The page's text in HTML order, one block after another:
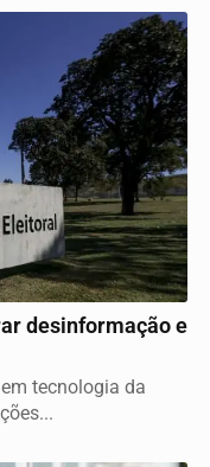
desinformação e
tecnologia da